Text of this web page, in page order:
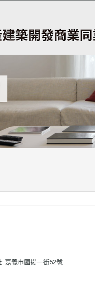
: 嘉義市國揚一街52號